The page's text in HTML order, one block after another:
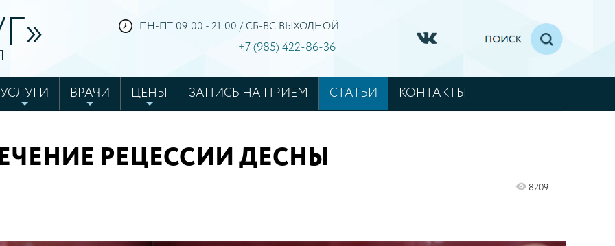
ПН-ПТ 09:00 - 21:00 / СБ-ВС ВЫХОДНОЙ
+7 (985) 422-86-36
УСЛУГИ ВРАЧИ ЦЕНЫ ЗАПИСЬ НА ПРИЕМ СТАТЬИ КОНТАКТЫ
РЕЦЕССИИ ДЕСНЫ
8209